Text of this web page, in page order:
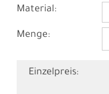
Material:
Menge:
Einzelpreis: